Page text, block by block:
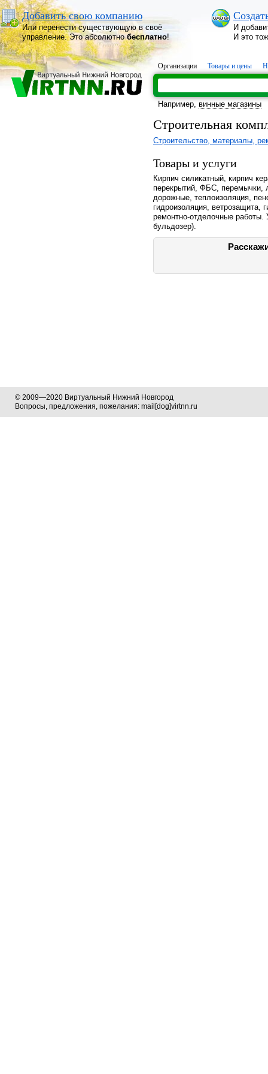
Добавить свою компанию
Или перенести существующую в своё
управление. Это абсолютнобесплатно!
И
И это
Организации Товары и цены
Например, винные магазины
Строительная
Строительство, материалы,
Товары и услуги
Кирпич силикатный, кирпич
перекрытий, ФБС, перемычки,
дорожные, теплоизоляция,
гидроизоляция, ветрозащита,
ремонтно-отделочные работы.
бульдозер).
© 2009—2020 Виртуальный Нижний Новгород
Вопросы, предложения, пожелания: mail[dog]virtnn.ru